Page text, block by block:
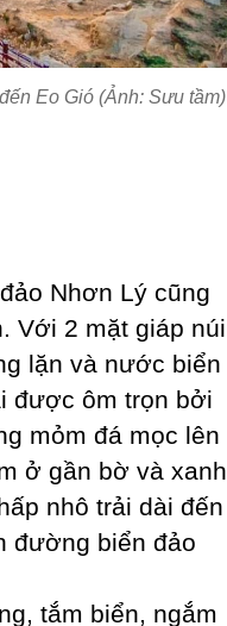
Eo Gió (Ảnh: Sưu tầm)
Nhơn Lý cũng
Với 2 mặt giáp núi
lặn và nước biển
được ôm trọn bởi
mỏm đá mọc lên
ở gần bờ và xanh
nhô trải dài đến
đường biển đảo
tắm biển, ngắm